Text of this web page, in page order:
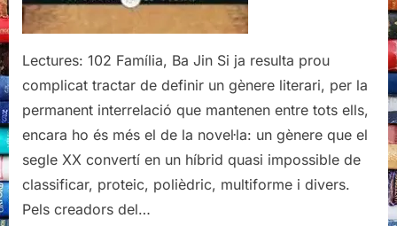
Lectures: 102 Família, Ba Jin Si ja resulta prou
complicat tractar de definir un gènere literari, per la
permanent interrelació que mantenen entre tots ells,
encara ho és més el de la novel·la: un gènere que el
segle XX convertí en un híbrid quasi impossible de
classificar, proteic, polièdric, multiforme i divers.
Pels creadors del…